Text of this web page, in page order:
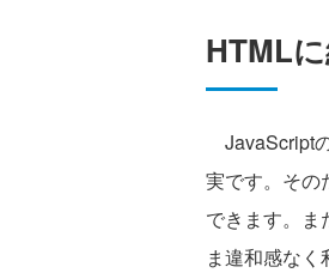
HTML
JavaScript
実です。その
できます。ま
ま違和感なく